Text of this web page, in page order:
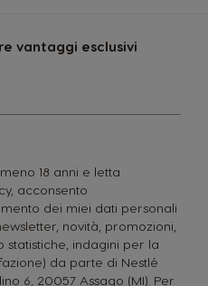
vantaggi esclusivi
18 anni e letta
acconsento
dei miei dati personali
novità, promozioni,
indagini per la
da parte di Nestlé
6, 20057 Assago (MI). Per